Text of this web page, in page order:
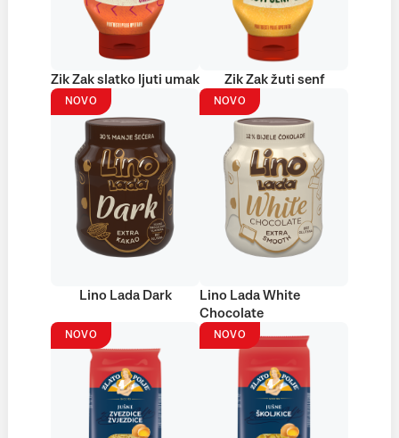
Zik Zak slatko ljuti umak Zik Zak žuti senf
NOVO
Lino Lada Dark
NOVO
Lino Lada White
Chocolate
NOVO NOVO